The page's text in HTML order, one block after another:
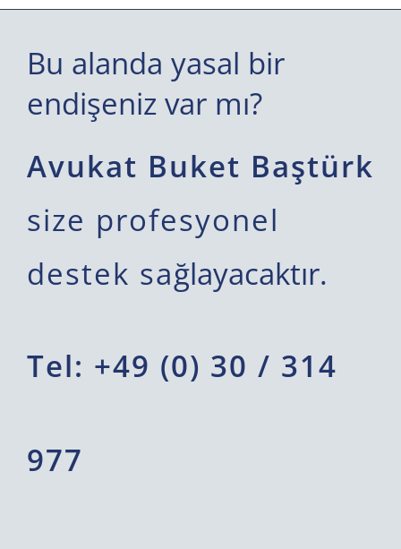
Bu alanda yasal bir
endişeniz var mı?
Avukat Buket Baştürk
size profesyonel
destek sağlayacaktır.
Tel: +49 (0) 30 / 314
977